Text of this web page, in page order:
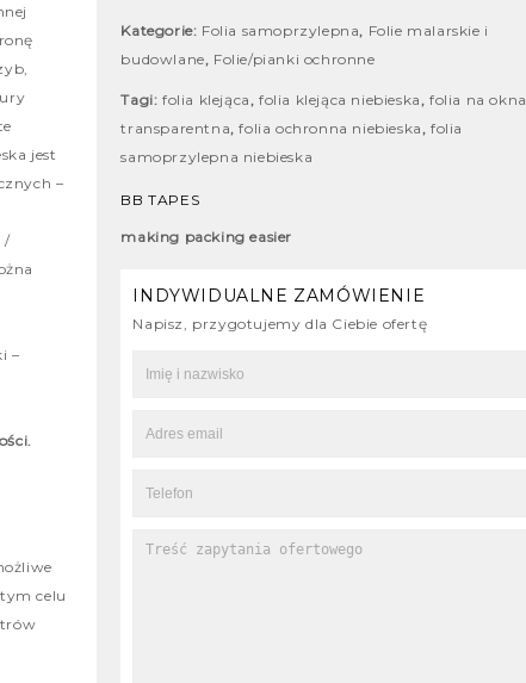
jest
–
/
–
celu
Kategorie: Folia samoprzylepna, Folie malarskie i
budowlane, Folie/pianki ochronne
Tagi:folia klejąca,folia klejąca niebieska,folia na okna
transparentna,folia ochronna niebieska,folia
samoprzylepna niebieska
BB TAPES
making packing easier
INDYWIDUALNE ZAMÓWIENIE
Napisz, przygotujemy dla Ciebie ofertę